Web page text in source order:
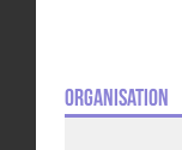
Organisation